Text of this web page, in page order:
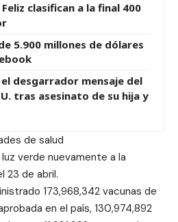
clasifican a la final 400
5.900 millones de dólares
desgarrador mensaje del
tras asesinato de su hija y
de salud
verde nuevamente a la
23 de abril.
173,968,342 vacunas de
en el país, 130,974,892